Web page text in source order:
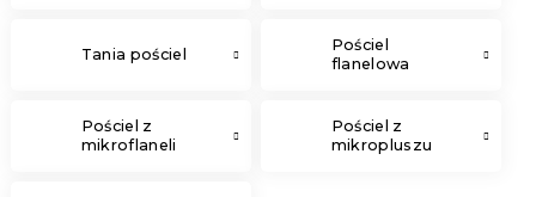
Tania pościel
Pościel
flanelowa
Pościel z
mikroflaneli
Pościel z
mikropluszu